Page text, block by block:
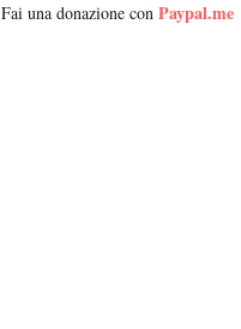
Fai una donazione con Paypal.me